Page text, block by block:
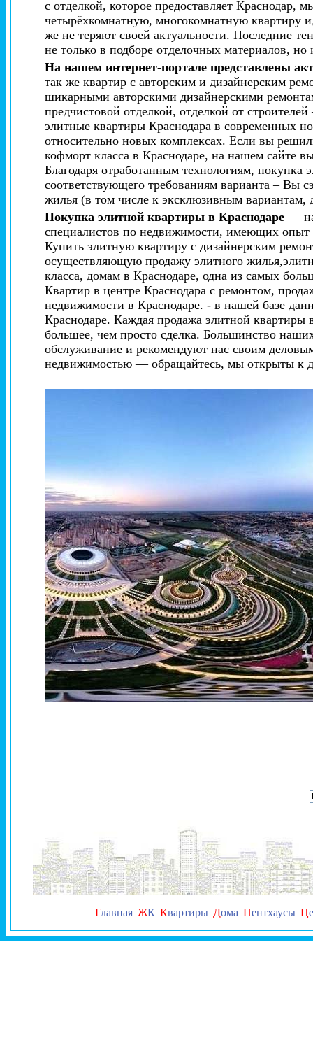
с отделкой, которое предоставляет
четырёхкомнатную, многокомнатную квартиру
же не теряют своей актуальности. Последние
не только в подборе отделочных материалов,
На нашем интернет-портале представлены
так же квартир с авторским и дизайнерским
шикарными авторскими дизайнерскими
предчистовой отделкой, отделкой от
элитные квартиры Краснодара в современных
относительно новых комплексах. Если вы
кофморт класса в Краснодаре, на нашем сайте
Благодаря отработанным технологиям,
соответствующего требованиям варианта – Вы
жилья (в том числе к эксклюзивным
Покупка элитной квартиры в Краснодаре —
специалистов по недвижимости, имеющих опыт
Купить элитную квартиру с дизайнерским
осуществляющую продажу элитного
класса, домам в Краснодаре, одна из самых
Квартир в центре Краснодара с ремонтом,
недвижимости в Краснодаре. - в нашей базе
Краснодаре. Каждая продажа элитной квартиры
большее, чем просто сделка. Большинство
обслуживание и рекомендуют нас своим
недвижимостью — обращайтесь, мы открыты к
Главная ЖК Квартиры Дома Пентхаусы Ц